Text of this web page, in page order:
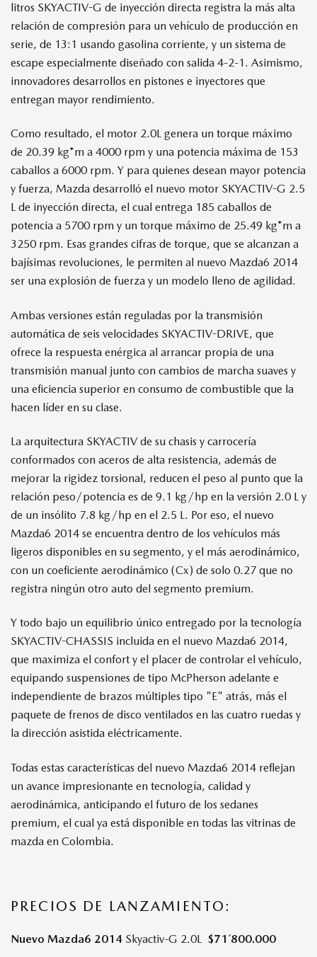
litros SKYACTIV-G de inyección directa registra la más alta
relación de compresión para un vehículo de producción en
serie, de 13:1 usando gasolina corriente, y un sistema de
escape especialmente diseñado con salida 4-2-1. Asimismo,
innovadores desarrollos en pistones e inyectores que
entregan mayor rendimiento.
Como resultado, el motor 2.0L genera un torque máximo
de 20.39 kg*m a 4000 rpm y una potencia máxima de 153
caballos a 6000 rpm. Y para quienes desean mayor potencia
y fuerza, Mazda desarrolló el nuevo motor SKYACTIV-G 2.5
L de inyección directa, el cual entrega 185 caballos de
potencia a 5700 rpm y un torque máximo de 25.49 kg*m a
3250 rpm. Esas grandes cifras de torque, que se alcanzan a
bajísimas revoluciones, le permiten al nuevo Mazda6 2014
ser una explosión de fuerza y un modelo lleno de agilidad.
Ambas versiones están reguladas por la transmisión
automática de seis velocidades SKYACTIV-DRIVE, que
ofrece la respuesta enérgica al arrancar propia de una
transmisión manual junto con cambios de marcha suaves y
una eficiencia superior en consumo de combustible que la
hacen líder en su clase.
La arquitectura SKYACTIV de su chasis y carrocería
conformados con aceros de alta resistencia, además de
mejorar la rigidez torsional, reducen el peso al punto que la
relación peso/potencia es de 9.1 kg/hp en la versión 2.0 L y
de un insólito 7.8 kg/hp en el 2.5 L. Por eso, el nuevo
Mazda6 2014 se encuentra dentro de los vehículos más
ligeros disponibles en su segmento, y el más aerodinámico,
con un coeficiente aerodinámico (Cx) de solo 0.27 que no
registra ningún otro auto del segmento premium.
Y todo bajo un equilibrio único entregado por la tecnología
SKYACTIV-CHASSIS incluida en el nuevo Mazda6 2014,
que maximiza el confort y el placer de controlar el vehículo,
equipando suspensiones de tipo McPherson adelante e
independiente de brazos múltiples tipo "E" atrás, más el
paquete de frenos de disco ventilados en las cuatro ruedas y
la dirección asistida eléctricamente.
Todas estas características del nuevo Mazda6 2014 reflejan
un avance impresionante en tecnología, calidad y
aerodinámica, anticipando el futuro de los sedanes
premium, el cual ya está disponible en todas las vitrinas de
mazda en Colombia.
PRECIOS DE LANZAMIENTO:
Nuevo Mazda6 2014 Skyactiv-G 2.0L $71´800.000